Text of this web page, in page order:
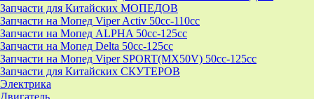
Запчасти для Китайских МОПЕДОВ
Запчасти на Мопед Viper Activ 50cc-110cc
Запчасти на Мопед ALPHA 50cc-125cc
Запчасти на Мопед Delta 50cc-125cc
Запчасти на Мопед Viper SPORT(MX50V) 50cc-125cc
Запчасти для Китайских СКУТЕРОВ
Электрика